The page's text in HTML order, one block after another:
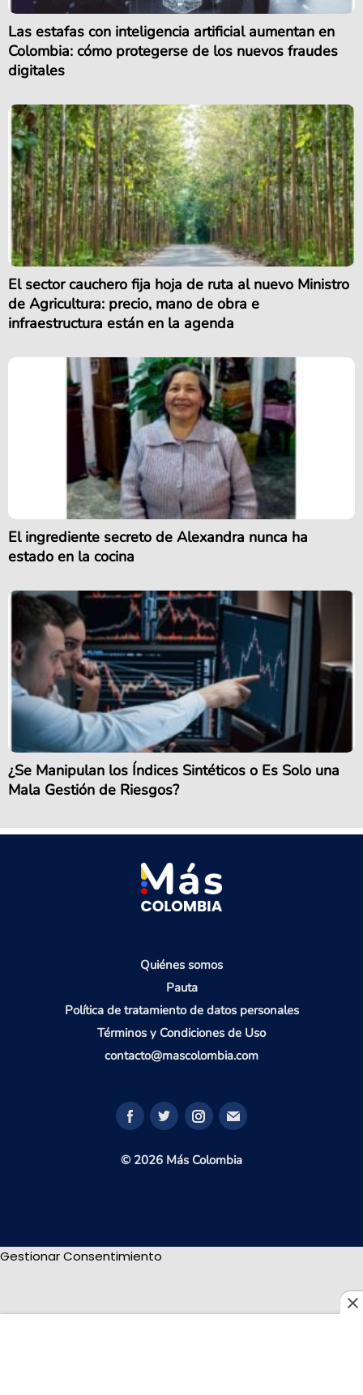
Las estafas con inteligencia artificial aumentan en
Colombia: cómo protegerse de los nuevos fraudes
digitales
El sector cauchero fija hoja de ruta al nuevo Ministro
de Agricultura: precio, mano de obra e
infraestructura están en la agenda
El ingrediente secreto de Alexandra nunca ha
estado en la cocina
¿Se Manipulan los Índices Sintéticos o Es Solo una
Mala Gestión de Riesgos?
Quiénes somos
Pauta
Política de tratamiento de datos personales
Términos y Condiciones de Uso
contacto@mascolombia.com
© 2026 Más Colombia
Gestionar Consentimiento